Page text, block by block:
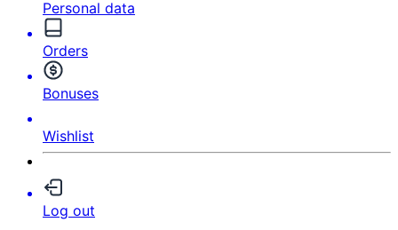
Personal data
Orders
Bonuses
Wishlist
Log out